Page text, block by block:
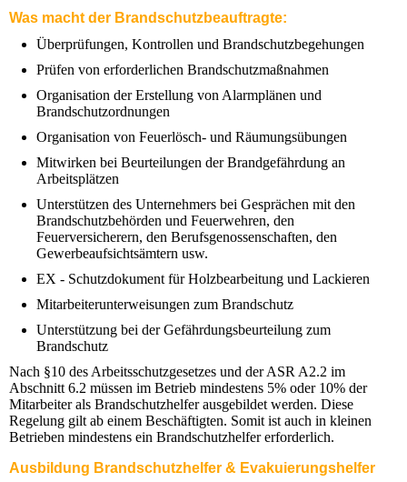
Was macht der Brandschutzbeauftragte:
Überprüfungen, Kontrollen und Brandschutzbegehungen
Prüfen von erforderlichen Brandschutzmaßnahmen
Organisation der Erstellung von Alarmplänen und
Brandschutzordnungen
Organisation von Feuerlösch- und Räumungsübungen
Mitwirken bei Beurteilungen der Brandgefährdung an
Arbeitsplätzen
Unterstützen des Unternehmers bei Gesprächen mit den
Brandschutzbehörden und Feuerwehren, den
Feuerversicherern, den Berufsgenossenschaften, den
Gewerbeaufsichtsämtern usw.
EX - Schutzdokument für Holzbearbeitung und Lackieren
Mitarbeiterunterweisungen zum Brandschutz
Unterstützung bei der Gefährdungsbeurteilung zum
Brandschutz
Nach §10 des Arbeitsschutzgesetzes und der ASR A2.2 im
Abschnitt 6.2 müssen im Betrieb mindestens 5% oder 10% der
Mitarbeiter als Brandschutzhelfer ausgebildet werden. Diese
Regelung gilt ab einem Beschäftigten. Somit ist auch in kleinen
Betrieben mindestens ein Brandschutzhelfer erforderlich.
Ausbildung Brandschutzhelfer & Evakuierungshelfer